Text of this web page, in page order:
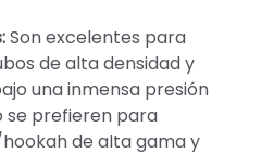
Son excelentes para
de alta densidad y
una inmensa presión
se prefieren para
de alta gama y